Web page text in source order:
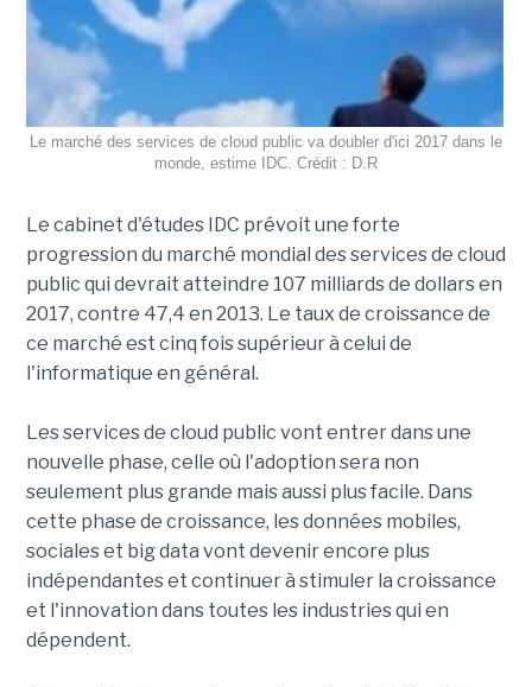
Le marché des services de cloud public va doubler d'ici 2017 dans le
monde, estime IDC. Crédit : D.R
Le cabinet d'études IDC prévoit une forte
progression du marché mondial des services de cloud
public qui devrait atteindre 107 milliards de dollars en
2017, contre 47,4 en 2013. Le taux de croissance de
ce marché est cinq fois supérieur à celui de
l'informatique en général.
Les services de cloud public vont entrer dans une
nouvelle phase, celle où l'adoption sera non
seulement plus grande mais aussi plus facile. Dans
cette phase de croissance, les données mobiles,
sociales et big data vont devenir encore plus
indépendantes et continuer à stimuler la croissance
et l'innovation dans toutes les industries qui en
dépendent.